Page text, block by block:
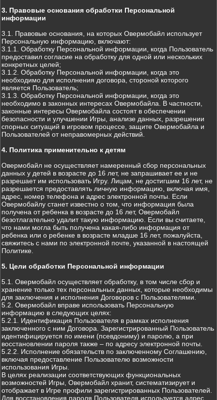
3. Правовые основания обработки Персональной
информации
3.1. Правовые основания, на которых Овермобайл использует
Персональную информацию, включают:
3.1.1. Обработку Персональной информации, когда Пользователь
предоставил согласие на обработку для одной или нескольких
конкретных целей;
3.1.2. Обработку Персональной информации, когда это
необходимо для исполнения договора, стороной которого
является Пользователь;
3.1.3. Обработку Персональной информации, когда это
необходимо в законных интересах Овермобайла. В частности,
законные интересы Овермобайла состоят в обеспечении
безопасности и улучшении Игры, анализе данных, разрешении
спорных ситуаций в игровом процессе, защите Овермобайла и
Пользователей от неправомерных действий.
4. Политика применительно к детям
Овермобайл не осуществляет намеренный сбор персональных
данных у детей в возрасте до 16 лет, не запрашивает ее и не
разрешает им использовать Игру. Лицам, не достигшим 16 лет, не
разрешается предоставлять личную информацию, включая имя,
адрес, номер телефона и адрес электронной почты. Если
Овермобайлу станет известно о том, что информация была
получена от ребенка в возрасте до 16 лет, Овермобайл
безотлагательно удалит такую информацию. Если вы считаете,
что нами могла быть получена какая-либо информация от
ребенка или о ребенке в возрасте младше 16 лет, пожалуйста,
свяжитесь с нами по электронной почте, указанной в настоящей
Политике.
5. Цели обработки Персональной информации
5.1. Овермобайл осуществляет обработку, в том числе сбор и
хранение только тех персональных данных, которые необходимы
для заключения и исполнения Договоров с Пользователями.
5.2. Овермобайл вправе использовать Персональную
информацию в следующих целях:
5.2.1. Идентификация Пользователя в рамках исполнения
заключенного с ним Договора. Зарегистрированный Пользователь
идентифицируется по имени (псевдониму) и паролю, а при
восстановлении пароля также – по адресу электронной почты.
5.2.2. Исполнение обязательств по заключенному Соглашению,
включая предоставление Пользователю возможности
использования Игры.
В целях реализации соответствующих функциональных
возможностей Игры, Овермобайл хранит, систематизирует и
отображает в Игре профили зарегистрированных Пользователей.
Для восстановления пароля Пользователя используется адрес